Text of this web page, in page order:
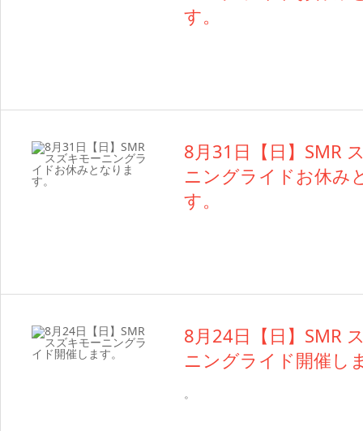
す。
8月31日【日】SMR
ニングライドお休み
す。
8月24日【日】SMR
ニングライド開催し
。